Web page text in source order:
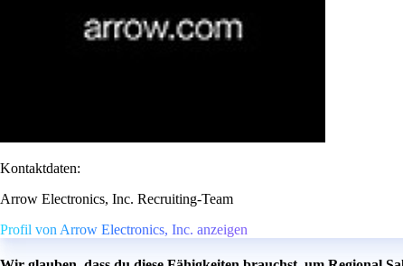
Kontaktdaten:
Arrow Electronics, Inc. Recruiting-Team
Profil von Arrow Electronics, Inc. anzeigen